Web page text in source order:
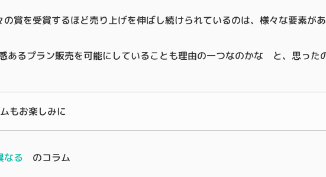
賞を受賞するほど売り上げを伸ばし続けられているのは、様々な要素が
あるプラン販売を可能にしていることも理由の一つなのかな と、思った
もお楽しみに
なる のコラム